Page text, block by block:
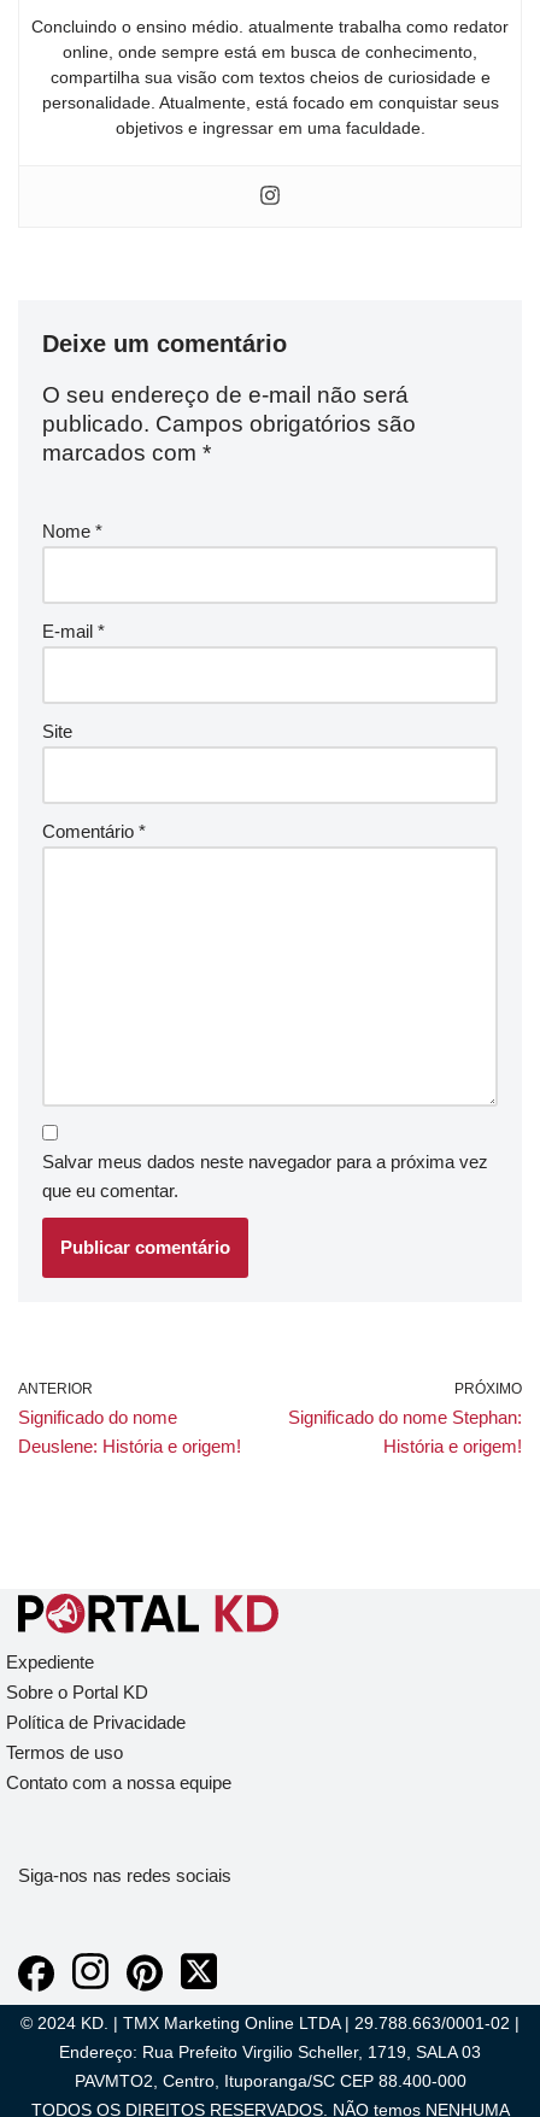
Concluindo o ensino médio. atualmente trabalha como redator
online, onde sempre está em busca de conhecimento,
compartilha sua visão com textos cheios de curiosidade e
personalidade. Atualmente, está focado em conquistar seus
objetivos e ingressar em uma faculdade.
Deixe um comentário
O seu endereço de e-mail não será
publicado. Campos obrigatórios são
marcados com *
Nome *
E-mail *
Site
Comentário *
Salvar meus dados neste navegador para a próxima vez
que eu comentar.
ANTERIOR
Significado do nome
Deuslene: História e origem!
PRÓXIMO
Significado do nome Stephan:
História e origem!
Expediente
Sobre o Portal KD
Política de Privacidade
Termos de uso
Contato com a nossa equipe
Siga-nos nas redes sociais
© 2024 KD. | TMX Marketing Online LTDA | 29.788.663/0001-02 |
Endereço: Rua Prefeito Virgilio Scheller, 1719, SALA 03
PAVMTO2, Centro, Ituporanga/SC CEP 88.400-000
TODOS OS DIREITOS RESERVADOS. NÃO temos NENHUMA